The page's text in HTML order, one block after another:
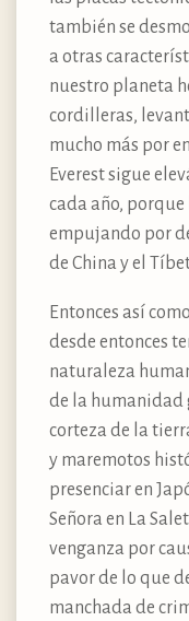
también se
a otras
nuestro planeta
cordilleras,
mucho más por
Everest sigue
cada año, porque
empujando por
de China y el
Entonces así
desde entonces
naturaleza
de la humanidad
corteza de la
y maremotos
presenciar en
Señora en La
venganza por
pavor de lo que
manchada de